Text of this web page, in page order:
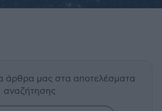
άρθρα μας στα αποτελέσματα
αναζήτησης